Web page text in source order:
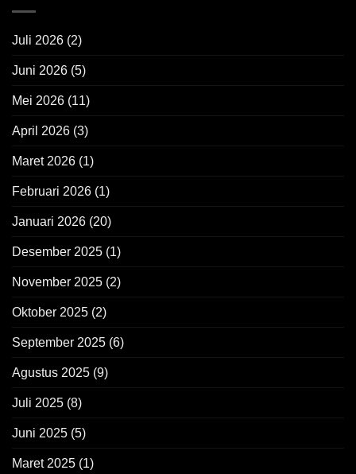
Juli 2026 (2)
Juni 2026 (5)
Mei 2026 (11)
April 2026 (3)
Maret 2026 (1)
Februari 2026 (1)
Januari 2026 (20)
Desember 2025 (1)
November 2025 (2)
Oktober 2025 (2)
September 2025 (6)
Agustus 2025 (9)
Juli 2025 (8)
Juni 2025 (5)
Maret 2025 (1)